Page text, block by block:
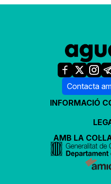
Contacta
INFORMACIÓ
AMB LA